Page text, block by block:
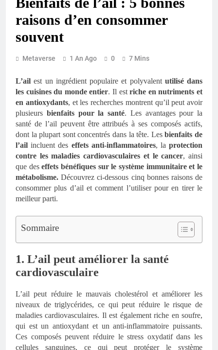
raisons d’en consommer
souvent
Metaverse 1 An Ago 0 7 Mins
L’ail est un ingrédient populaire et polyvalent utilisé dans
les cuisines du monde entier. Il estriche en nutriments et
en antioxydants, et les recherches montrent qu’il peut avoir
plusieurs bienfaits pour la santé. Les avantages pour la
santé de l’ail peuvent être attribués à ses composés actifs,
dont la plupart sont concentrés dans la tête. Lesbienfaits de
l’ail incluent des effets anti-inflammatoires, laprotection
contre les maladies cardiovasculaires et le cancer, ainsi
que deseffets bénéfiques sur le système immunitaire et le
métabolisme. Découvrez ci-dessous cinq bonnes raisons de
consommer plus d’ail et comment l’utiliser pour en tirer le
meilleur parti.
Sommaire
1. L’ail peut améliorer la santé
cardiovasculaire
L’ail peut réduire le mauvais cholestérol et améliorer les
niveaux de triglycérides, ce qui peut réduire le risque de
maladies cardiovasculaires. Il est également riche en soufre,
qui est un antioxydant et un anti-inflammatoire puissants.
Ces composés peuvent réduire le stress oxydatif dans les
cellules sanguines, ce qui peut protéger le système